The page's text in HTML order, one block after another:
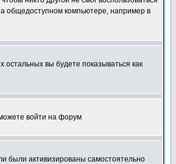
общедоступном компьютере, например в
остальных вы будете показываться как
войти на форум
были активизированы самостоятельно